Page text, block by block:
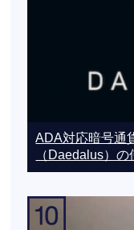
ADA対応暗号通
（Daedalus）の